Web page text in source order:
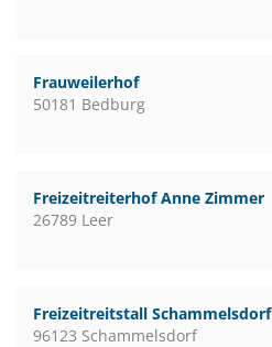
Frauweilerhof
50181 Bedburg
Freizeitreiterhof Anne Zimmer
26789 Leer
Freizeitreitstall Schammelsdorf
96123 Schammelsdorf